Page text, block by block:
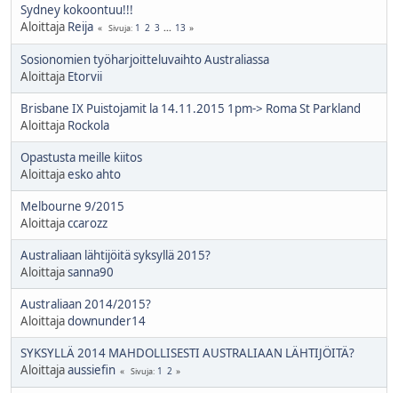
Sydney kokoontuu!!!
Aloittaja Reija Sivuja 1 2 3 ... 13
Sosionomien työharjoitteluvaihto Australiassa
Aloittaja Etorvii
Brisbane IX Puistojamit la 14.11.2015 1pm-> Roma St Parkland
Aloittaja Rockola
Opastusta meille kiitos
Aloittajaesko ahto
Melbourne 9/2015
Aloittajaccarozz
Australiaan lähtijöitä syksyllä 2015?
Aloittajasanna90
Australiaan 2014/2015?
Aloittajadownunder14
SYKSYLLÄ 2014 MAHDOLLISESTI AUSTRALIAAN LÄHTIJÖITÄ?
Aloittajaaussiefin Sivuja 1 2